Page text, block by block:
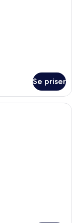
Se priser
rymligt